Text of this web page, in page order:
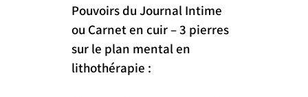
Pouvoirs du Journal Intime
ou Carnet en cuir – 3 pierres
sur le plan mental en
lithothérapie :